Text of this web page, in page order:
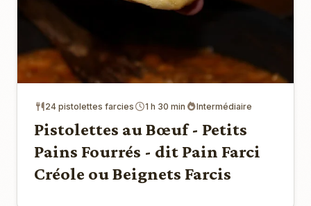
24 pistolettes farcies 1 h 30 min Intermédiaire
Pistolettes au Bœuf - Petits
Pains Fourrés - dit Pain Farci
Créole ou Beignets Farcis